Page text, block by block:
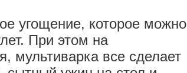
угощение, которое можно
При этом на
мультиварка все сделает